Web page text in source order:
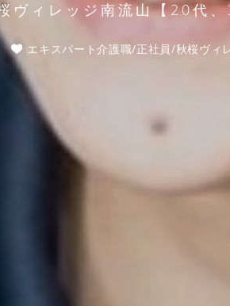
ヴィレッジ南流山【20代、
エキスパート介護職/正社員/秋桜ヴィ